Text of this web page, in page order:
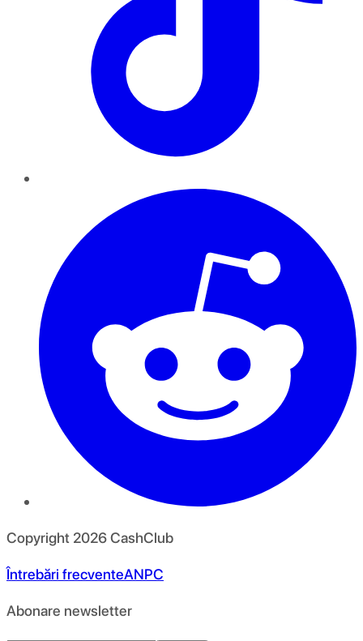
Copyright 2026CashClub
Întrebări frecventeANPC
Abonare newsletter